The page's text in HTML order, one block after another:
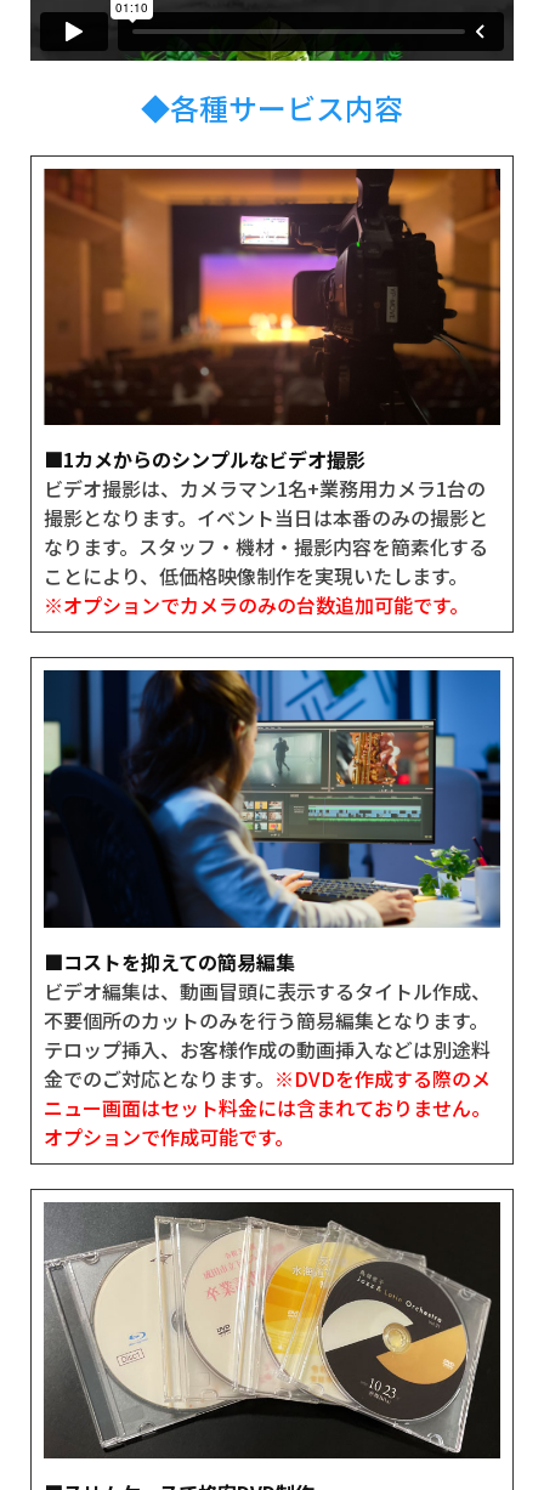
◆各種サービス内容
■1カメからのシンプルなビデオ撮影
ビデオ撮影は、カメラマン1名+業務用カメラ1台の
撮影となります。イベント当日は本番のみの撮影と
なります。スタッフ・機材・撮影内容を簡素化する
ことにより、低価格映像制作を実現いたします。
※オプションでカメラのみの台数追加可能です。
■コストを抑えての簡易編集
ビデオ編集は、動画冒頭に表示するタイトル作成、
不要個所のカットのみを行う簡易編集となります。
テロップ挿入、お客様作成の動画挿入などは別途料
金でのご対応となります。 ※DVDを作成する際のメ
ニュー画面はセット料金には含まれておりません。
オプションで作成可能です。